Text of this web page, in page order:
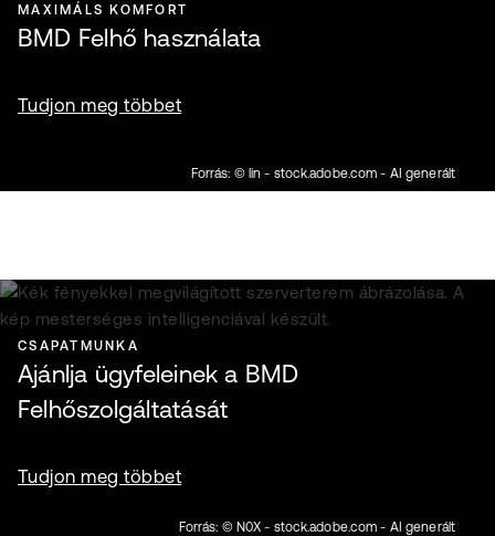
Forrás: © lin - stock.adobe.com - AI generált
MAXIMÁLS KOMFORT
BMD Felhő használata
Tudjon meg többet
Forrás: © N0X - stock.adobe.com - AI generált
CSAPATMUNKA
Ajánlja ügyfeleinek a BMD
Felhőszolgáltatását
Tudjon meg többet